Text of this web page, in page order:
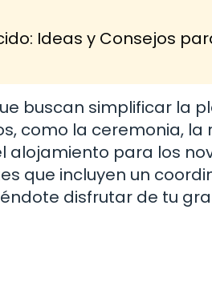
Ideas y Consejos
buscan simplificar la
como la ceremonia,
alojamiento para los
que incluyen un
disfrutar de tu